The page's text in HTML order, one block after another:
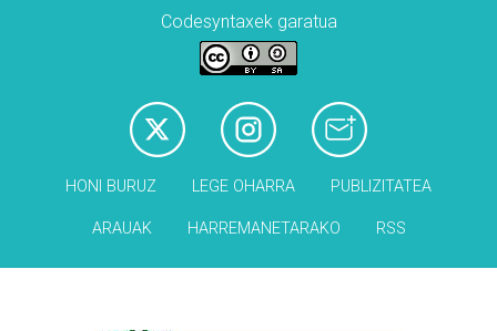
Codesyntaxek garatua
HONI BURUZ LEGE OHARRA PUBLIZITATEA
ARAUAK HARREMANETARAKO RSS